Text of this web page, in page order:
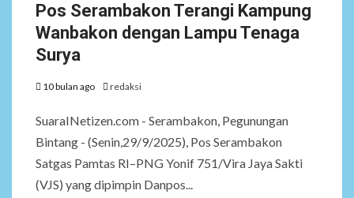
Pos Serambakon Terangi Kampung
Wanbakon dengan Lampu Tenaga
Surya
10 bulan ago redaksi
SuaraINetizen.com - Serambakon, Pegunungan
Bintang - (Senin,29/9/2025), Pos Serambakon
Satgas Pamtas RI–PNG Yonif 751/Vira Jaya Sakti
(VJS) yang dipimpin Danpos...